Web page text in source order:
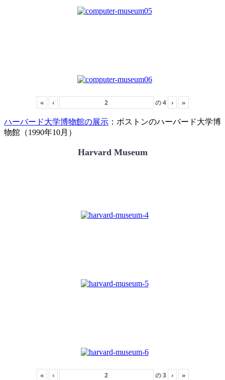
« ‹ の4 › »
ハーバード大学博物館の展示 ：ボストンのハーバード大学博
物館（1990年10月）
Harvard Museum
« ‹ の3 › »